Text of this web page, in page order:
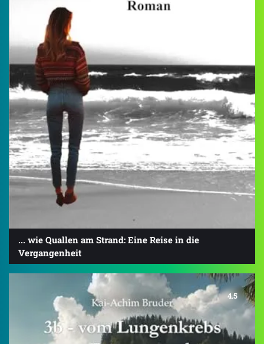
... wie Quallen am Strand: Eine Reise in die
Vergangenheit
4.5